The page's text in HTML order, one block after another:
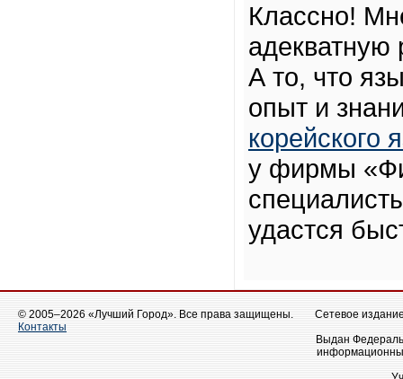
Классно!
адекватную
А то, что
опыт и
корейского
у фирмы
удастся
© 2005–2026 «Лучший Город». Все права защищены.
Контакты
Сетевое
Выдан